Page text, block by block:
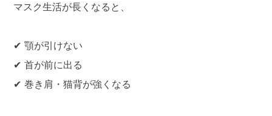
マスク生活が長くなると、
✔ 顎が引けない
✔ 首が前に出る
✔ 巻き肩・猫背が強くなる